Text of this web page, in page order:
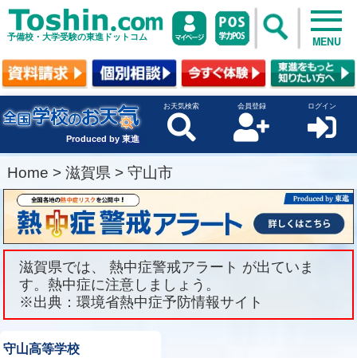
予備校・大学受験の東進ドットコム MENU
Produced by 東進
お天気検索 会員登録 ログイン
Home > 滋賀県 > 守山市
滋賀県では、 熱中症警戒アラート が出ていま
す。熱中症に注意しましょう。
※出典：環境省熱中症予防情報サイト
守山高等学校